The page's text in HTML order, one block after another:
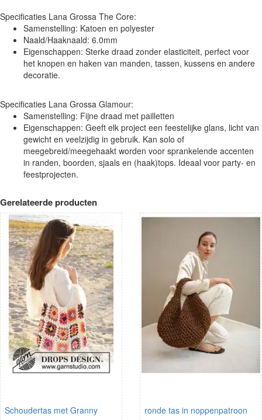
Specificaties Lana Grossa The Core:
Samenstelling: Katoen en polyester
Naald/Haaknaald: 6.0mm
Eigenschappen: Sterke draad zonder elasticiteit, perfect voor
het knopen en haken van manden, tassen, kussens en andere
decoratie.
Specificaties Lana Grossa Glamour:
Samenstelling: Fijne draad met pailletten
Eigenschappen: Geeft elk project een feestelijke glans, licht van
gewicht en veelzijdig in gebruik. Kan solo of
meegebreid/meegehaakt worden voor sprankelende accenten
in randen, boorden, sjaals en (haak)tops. Ideaal voor party- en
feestprojecten.
Gerelateerde producten
Schoudertas met Granny
ronde tas in noppenpatroon